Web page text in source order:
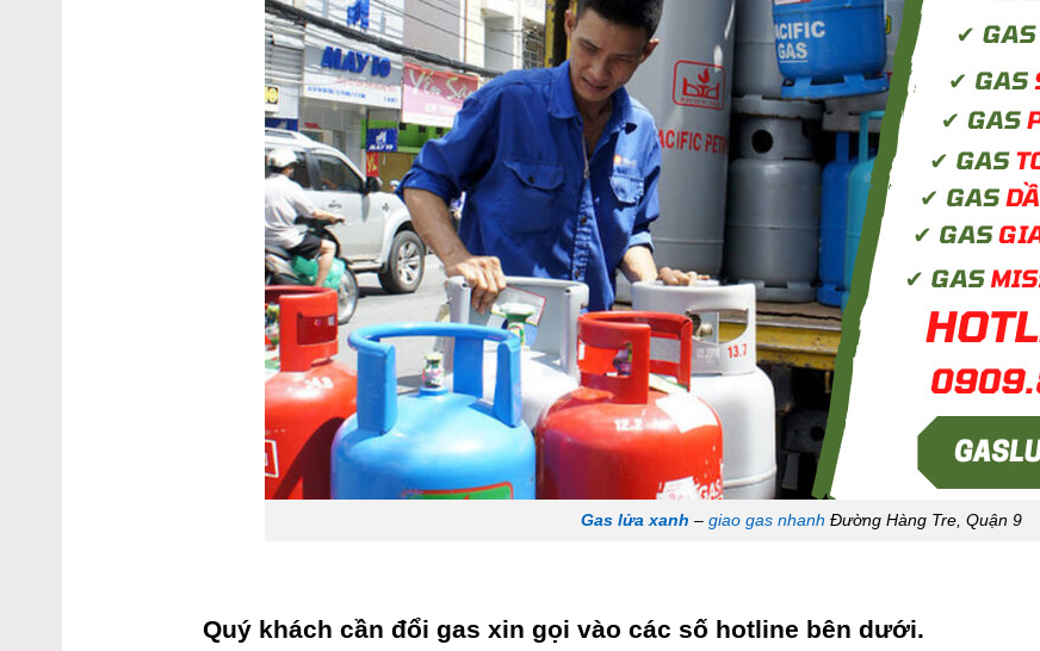
Gas lửa xanh – giao gas nhanh Đường Hàng Tre, Quận 9
Quý khách cần đổi gas xin gọi vào các số hotline bên dưới.